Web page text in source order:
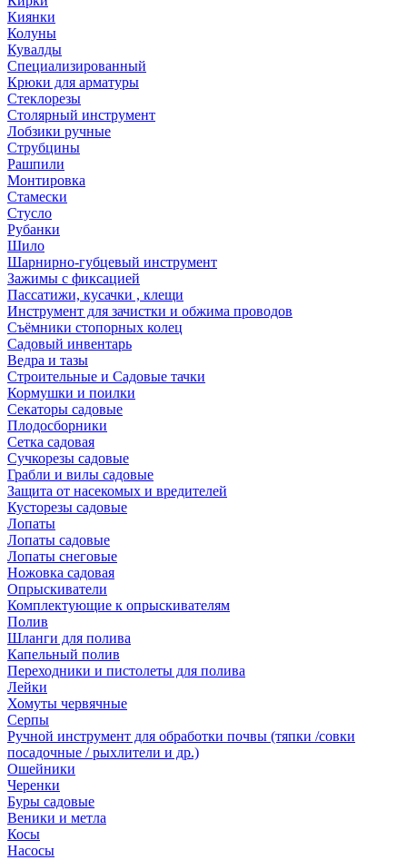
Киянки
Колуны
Кувалды
Специализированный
Крюки для арматуры
Стеклорезы
Столярный инструмент
Лобзики ручные
Струбцины
Рашпили
Монтировка
Стамески
Стусло
Рубанки
Шило
Шарнирно-губцевый инструмент
Зажимы с фиксацией
Пассатижи, кусачки , клещи
Инструмент для зачистки и обжима проводов
Съёмники стопорных колец
Садовый инвентарь
Ведра и тазы
Строительные и Садовые тачки
Кормушки и поилки
Секаторы садовые
Плодосборники
Сетка садовая
Сучкорезы садовые
Грабли и вилы садовые
Защита от насекомых и вредителей
Кусторезы садовые
Лопаты
Лопаты садовые
Лопаты снеговые
Ножовка садовая
Опрыскиватели
Комплектующие к опрыскивателям
Полив
Шланги для полива
Капельный полив
Переходники и пистолеты для полива
Лейки
Хомуты червячные
Серпы
Ручной инструмент для обработки почвы (тяпки /совки
посадочные / рыхлители и др.)
Ошейники
Черенки
Буры садовые
Веники и метла
Косы
Насосы